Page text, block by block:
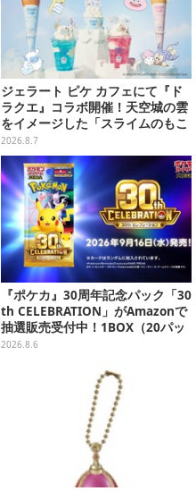
ジェラート ピケ カフェにて『ド
ラクエ』コラボ開催！天空城の雲
をイメージした「スライムのもこ
もこ天空クレープ」などを提供
2026.8.7
『ポケカ』30周年記念パック「30
th CELEBRATION」がAmazonで
抽選販売受付中！1BOX（20パッ
ク入り）
2026.8.6